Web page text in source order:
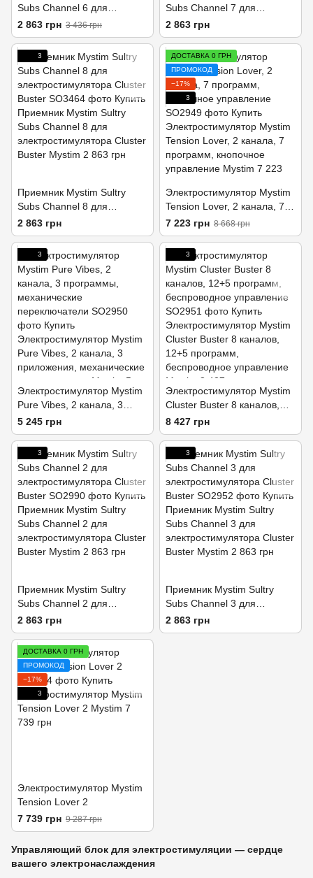
Subs Channel 6 для
электростимулятора Cluster
Buster
2 863 грн 3 436 грн
Subs Channel 7 для
электростимулятора Cluster
Buster
2 863 грн
3
Приемник Mystim Sultry
Subs Channel 8 для
электростимулятора Cluster
Buster
2 863 грн
ДОСТАВКА 0 ГРН
ПРОМОКОД
−17%
3
Электростимулятор Mystim
Tension Lover, 2 канала, 7
программ, кнопочное
управление
7 223 грн 8 668 грн
3
Электростимулятор Mystim
Pure Vibes, 2 канала, 3
программы, механические
переключатели
5 245 грн
3
Электростимулятор Mystim
Cluster Buster 8 каналов,
12+5 программ,
беспроводное управление
8 427 грн
3
Приемник Mystim Sultry
Subs Channel 2 для
электростимулятора Cluster
Buster
2 863 грн
3
Приемник Mystim Sultry
Subs Channel 3 для
электростимулятора Cluster
Buster
2 863 грн
ДОСТАВКА 0 ГРН
ПРОМОКОД
−17%
3
Электростимулятор Mystim
Tension Lover 2
7 739 грн 9 287 грн
Управляющий блок для электростимуляции — сердце
вашего электронаслаждения